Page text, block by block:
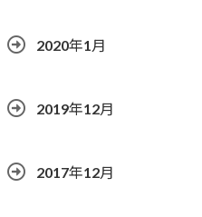
2020年1月
2019年12月
2017年12月